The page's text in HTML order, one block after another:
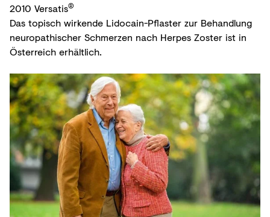
2010 Versatis®
Das topisch wirkende Lidocain-Pflaster zur Behandlung
neuropathischer Schmerzen nach Herpes Zoster ist in
Österreich erhältlich.